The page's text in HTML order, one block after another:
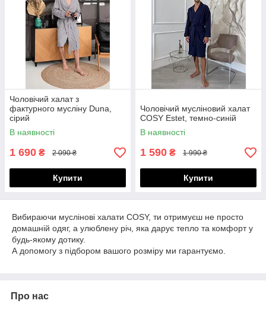
Чоловічий халат з
фактурного мусліну Duna,
сірий
В наявності
1 690 ₴ 2 090 ₴
Купити
Чоловічий мусліновий халат
COSY Estet, темно-синій
В наявності
1 590 ₴ 1 990 ₴
Купити
Вибираючи муслінові халати COSY, ти отримуєш не просто
домашній одяг, а улюблену річ, яка дарує тепло та комфорт у
будь-якому дотику.
А допомогу з підбором вашого розміру ми гарантуємо.
Про нас